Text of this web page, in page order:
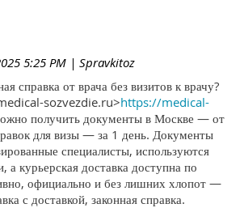
5:25 PM | Spravkitoz
справка от врача без визитов к врачу?
sozvezdie.ru>https://medical-
получить документы в Москве — от
для визы — за 1 день. Документы
специалисты, используются
а курьерская доставка доступна по
официально и без лишних хлопот —
с доставкой, законная справка.